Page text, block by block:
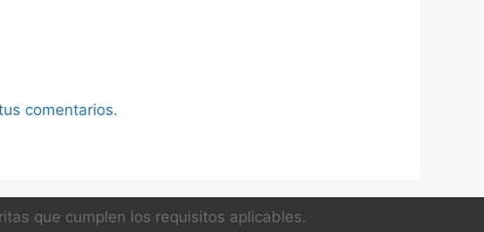
comentarios.
que cumplen los requisitos aplicables.